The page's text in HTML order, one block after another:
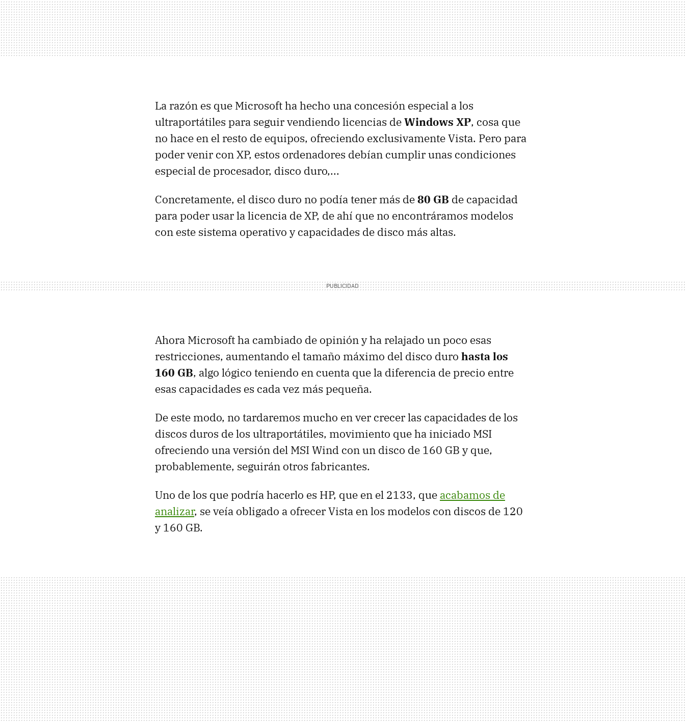
La razón es que Microsoft ha hecho una concesión especial a los
ultraportátiles para seguir vendiendo licencias deWindows XP, cosa que
no hace en el resto de equipos, ofreciendo exclusivamente Vista. Pero para
poder venir con XP, estos ordenadores debían cumplir unas condiciones
especial de procesador, disco duro,...
Concretamente, el disco duro no podía tener más de80 GB de capacidad
para poder usar la licencia de XP, de ahí que no encontráramos modelos
con este sistema operativo y capacidades de disco más altas.
Ahora Microsoft ha cambiado de opinión y ha relajado un poco esas
restricciones, aumentando el tamaño máximo del disco duro hasta los
160 GB, algo lógico teniendo en cuenta que la diferencia de precio entre
esas capacidades es cada vez más pequeña.
De este modo, no tardaremos mucho en ver crecer las capacidades de los
discos duros de los ultraportátiles, movimiento que ha iniciado MSI
ofreciendo una versión del MSI Wind con un disco de 160 GB y que,
probablemente, seguirán otros fabricantes.
Uno de los que podría hacerlo es HP, que en el 2133, que acabamos de
analizar, se veía obligado a ofrecer Vista en los modelos con discos de 120
y 160 GB.